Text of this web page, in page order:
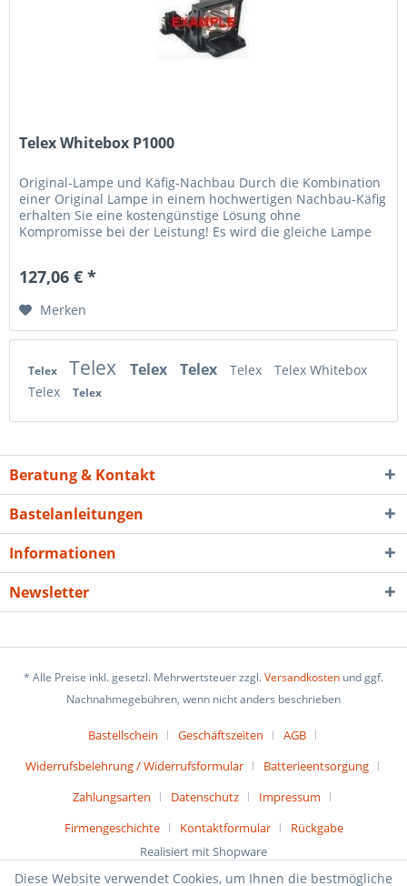
Telex Whitebox P1000
Original-Lampe und Käfig-Nachbau Durch die Kombination
einer Original Lampe in einem hochwertigen Nachbau-Käfig
erhalten Sie eine kostengünstige Lösung ohne
Kompromisse bei der Leistung! Es wird die gleiche Lampe
127,06 € *
Merken
Telex Telex Telex Telex Telex
Telex Whitebox
Telex
Telex
Beratung & Kontakt
Bastelanleitungen
Informationen
Newsletter
* Alle Preise inkl. gesetzl. Mehrwertsteuer zzgl.Versandkosten und ggf.
Nachnahmegebühren, wenn nicht anders beschrieben
Bastellschein Geschäftszeiten
AGB
Widerrufsbelehrung / Widerrufsformular
Batterieentsorgung
Zahlungsarten
Datenschutz
Impressum
Firmengeschichte
Kontaktformular
Rückgabe
Realisiert mit Shopware
Diese Website verwendet Cookies, um Ihnen die bestmögliche